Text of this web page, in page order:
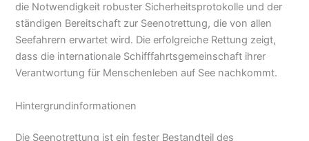
die Notwendigkeit robuster Sicherheitsprotokolle und der
ständigen Bereitschaft zur Seenotrettung, die von allen
Seefahrern erwartet wird. Die erfolgreiche Rettung zeigt,
dass die internationale Schifffahrtsgemeinschaft ihrer
Verantwortung für Menschenleben auf See nachkommt.
Hintergrundinformationen
Die Seenotrettung ist ein fester Bestandteil des